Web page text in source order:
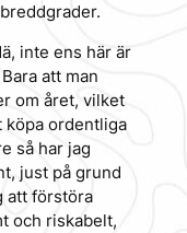
inte ens här är
att man
om året, vilket
köpa ordentliga
så har jag
just på grund
att förstöra
och riskabelt,